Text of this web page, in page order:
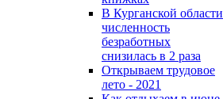
В Курганской области
численность
безработных
снизилась в 2 раза
Открываем трудовое
лето - 2021